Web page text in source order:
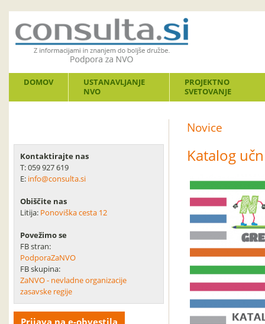
DOMOV
USTANAVLJANJE
NVO
PROJEKTNO
SVETOVANJE
Kontaktirajte nas
T: 059 927 619
E: info@consulta.si
Obiščite nas
Litija: Ponoviška cesta 12
Povežimo se
FB stran:
PodporaZaNVO
FB skupina:
ZaNVO - nevladne organizacije
zasavske regije
Prijava na e-obvestila
Novice
Katalog